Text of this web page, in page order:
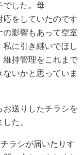
でした。母
応をしていたのです
の影響もあって空室
に引き継いでほし
維持管理をこれまで
いかと思っていま
送りしたチラシを
た。
ラシが届いたりす